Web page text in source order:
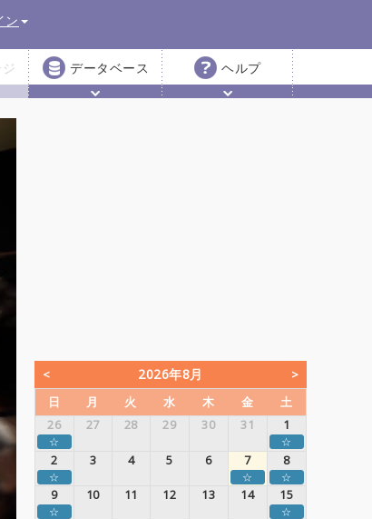
ン
データベース ヘルプ
2026年8月
日 月 火 水 木 金
土
26
27 28 29 30 31 1
☆ ☆
2 3 4 5 6 7 8
☆ ☆ ☆
9 10 11 12 13 14 15
☆ ☆